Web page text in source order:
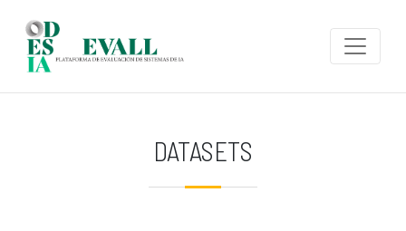
DATASETS